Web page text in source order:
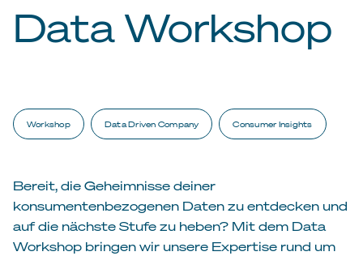
Data Workshop
Workshop Data Driven Company Consumer Insights
Bereit, die Geheimnisse deiner
konsumentenbezogenen Daten zu entdecken und
auf die nächste Stufe zu heben? Mit dem Data
Workshop bringen wir unsere Expertise rund um